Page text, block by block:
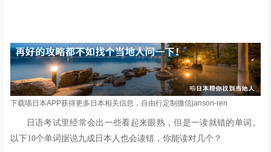
下载喵日本APP获得更多日本相关信息，自由行定制微信janson-ren
日语考试里经常会出一些看起来眼熟，但是一读就错的单词。
以下10个单词据说九成日本人也会读错，你能读对几个？